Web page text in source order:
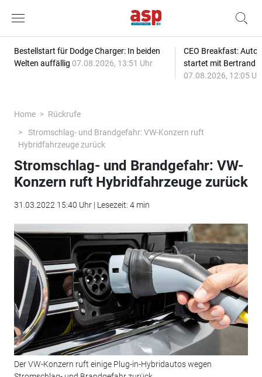
Bestellstart für Dodge Charger: In beiden
Welten auffällig 07.08.2026, 13:51 Uhr
CEO Breakfast:
startet mit Bertrand
07.08.2026, 12:05
Home
Rückrufe
Stromschlag- und Brandgefahr: VW-Konzern ruft
Hybridfahrzeuge zurück
Stromschlag- und Brandgefahr: VW-
Konzern ruft Hybridfahrzeuge zurück
31.03.2022 15:40 Uhr | Lesezeit: 4 min
Der VW-Konzern ruft einige Plug-in-Hybridautos wegen